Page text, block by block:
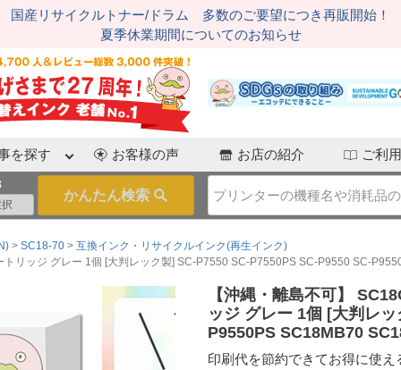
国産リサイクルトナー/ドラム 多数のご要望につき再販開始！
夏季休業期間についてのお知らせ
を探す お客様の声 お店の紹介 ご利
SC18-70
互換インク・リサイクルインク(再生インク)
トリッジ グレー 1個 [大判レック製] SC-P7550 SC-P7550PS SC-P9550 SC-
【沖縄・離島不可】
ッジ グレー 1個 [大判レ
P9550PS SC18MB70
印刷代を節約できてお得に使え